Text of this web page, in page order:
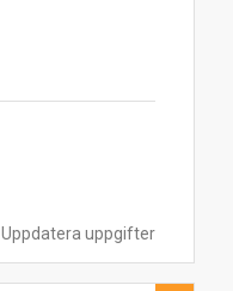
Uppdatera uppgifter